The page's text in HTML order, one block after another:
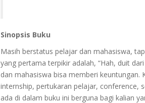
Sinopsis Buku
Masih berstatus pelajar dan mahasiswa,
yang pertama terpikir adalah, “Hah, duit
dan mahasiswa bisa memberi keuntungan.
internship, pertukaran pelajar, conference,
ada di dalam buku ini berguna bagi kalian